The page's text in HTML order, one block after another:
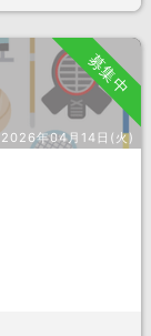
募集中
2026年04月14日(火)